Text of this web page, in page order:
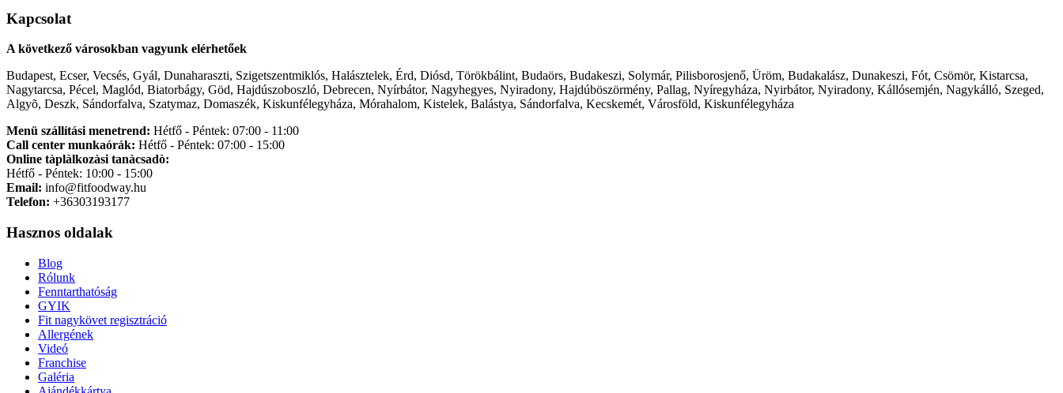
Kapcsolat
A következő városokban vagyunk elérhetőek
Budapest, Ecser, Vecsés, Gyál, Dunaharaszti, Szigetszentmiklós, Halásztelek, Érd, Diósd, Törökbálint, Budaörs, Budakeszi, Solymár, Pilisborosjenő, Üröm, Budakalász, Dunakeszi, Fót, Csömör, Kistarcsa,
Nagytarcsa, Pécel, Maglód, Biatorbágy, Göd, Hajdúszoboszló, Debrecen, Nyírbátor, Nagyhegyes, Nyiradony, Hajdúböszörmény, Pallag, Nyíregyháza, Nyirbátor, Nyiradony, Kállósemjén, Nagykálló, Szeged,
Algyõ, Deszk, Sándorfalva, Szatymaz, Domaszék, Kiskunfélegyháza, Mórahalom, Kistelek, Balástya, Sándorfalva, Kecskemét, Városföld, Kiskunfélegyháza
Menü szállítási menetrend: Hétfő - Péntek: 07:00 - 11:00
Call center munkaórák: Hétfő - Péntek: 07:00 - 15:00
Online tàplàlkozàsi tanàcsadò:
Hétfő - Péntek: 10:00 - 15:00
Email: info@fitfoodway.hu
Telefon: +36303193177
Hasznos oldalak
Blog
Rólunk
Fenntarthatóság
GYIK
Fit nagykövet regisztráció
Allergének
Videó
Franchise
Galéria